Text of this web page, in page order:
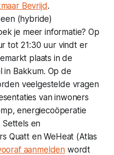
Bevrijd.
(hybride)
je meer informatie? Op
tot 21:30 uur vindt er
plaats in de
in Bakkum. Op de
veelgestelde vragen
van inwoners
energiecoöperatie
Settels en
Quatt en WeHeat (Atlas
aanmelden wordt